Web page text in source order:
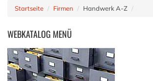
Startseite Firmen Handwerk A-Z
WEBKATALOG MENÜ